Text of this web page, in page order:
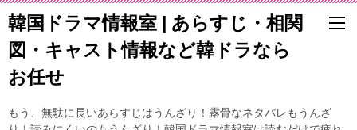
韓国ドラマ情報室 | あらすじ・相関
図・キャスト情報など韓ドラなら
お任せ
もう、無駄に長いあらすじはうんざり！露骨なネタバレもうんざ